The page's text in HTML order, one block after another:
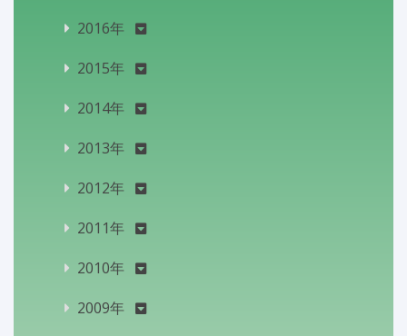
2016年
2015年
2014年
2013年
2012年
2011年
2010年
2009年